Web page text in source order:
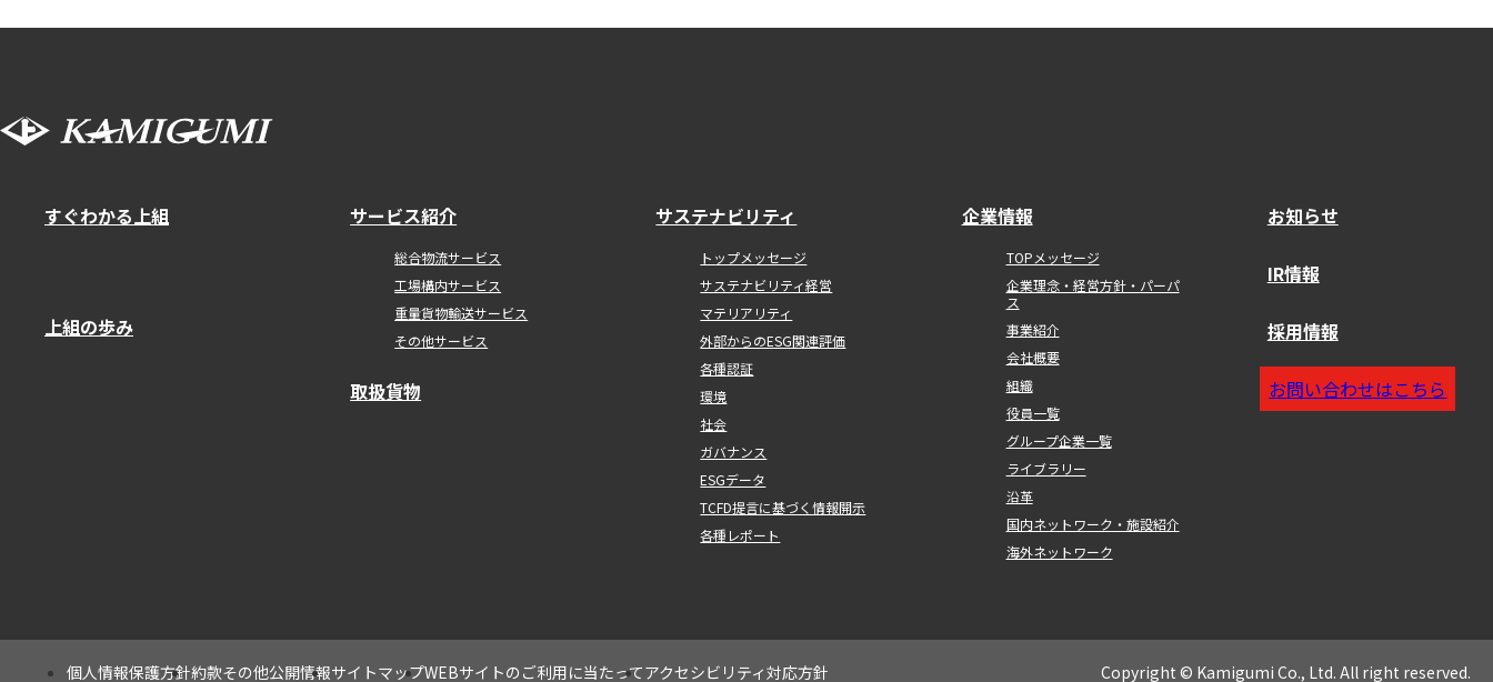
すぐわかる上組
上組の歩み
サービス紹介
総合物流サービス
工場構内サービス
重量貨物輸送サービス
その他サービス
取扱貨物
サステナビリティ
トップメッセージ
サステナビリティ経営
マテリアリティ
外部からのESG関連評価
各種認証
環境
社会
ガバナンス
ESGデータ
TCFD提言に基づく情報開示
各種レポート
企業情報
TOPメッセージ
企業理念・経営方針・パーパ
ス
事業紹介
会社概要
組織
役員一覧
グループ企業一覧
ライブラリー
沿革
国内ネットワーク・施設紹介
海外ネットワーク
お知らせ
IR情報
採用情報
お問い合わせはこちら
個人情報保護方針約款その他公開情報サイトマップWEBサイトのご利用に当たってアクセシビリティ対応方針 Copyright © Kamigumi Co., Ltd. All right reserved.